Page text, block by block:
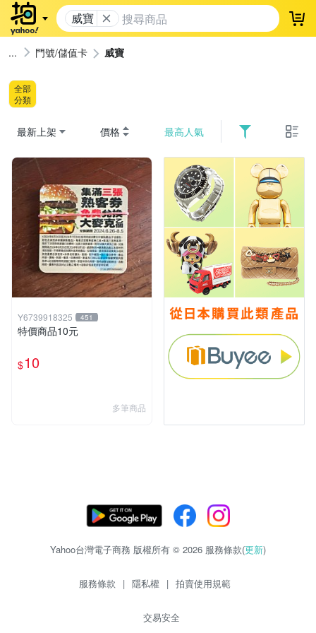
威寶 登
門號/儲值卡 威寶
全部
分類
最新上架 價格 最高人氣
Y6739918325 451
特價商品10元
$10
多筆商品
Yahoo台灣電子商務 版權所有 © 2026 服務條款(更新)
服務條款 | 隱私權 | 拍賣使用規範
交易安全